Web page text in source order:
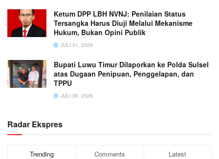
Ketum DPP LBH NVNJ: Penilaian Status
Tersangka Harus Diuji Melalui Mekanisme
Hukum, Bukan Opini Publik
JULI 31, 2026
Bupati Luwu Timur Dilaporkan ke Polda Sulsel
atas Dugaan Penipuan, Penggelapan, dan
TPPU
JULI 30, 2026
Radar Ekspres
Trending Comments Latest